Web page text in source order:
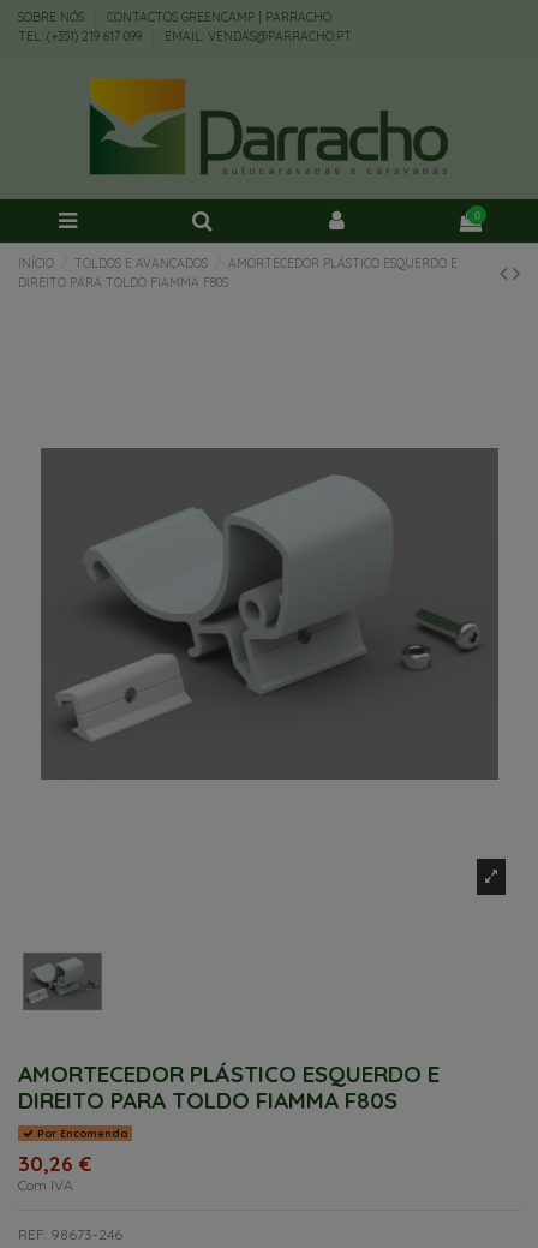
SOBRE NÓS
CONTACTOS GREENCAMP | PARRACHO
TEL: (+351) 219 617 099
EMAIL: VENDAS@PARRACHO.PT
0
INÍCIO TOLDOS E AVANÇADOS
AMORTECEDOR PLÁSTICO ESQUERDO E
DIREITO PARA TOLDO FIAMMA F80S
AMORTECEDOR PLÁSTICO ESQUERDO E
DIREITO PARA TOLDO FIAMMA F80S
Por Encomenda
30,26 €
Com IVA
REF: 98673-246